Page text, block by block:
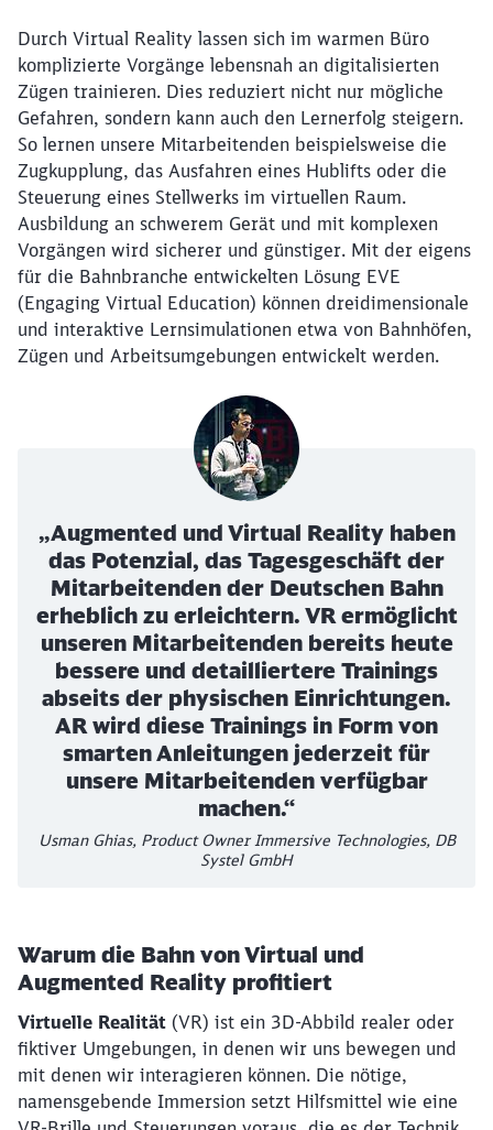
Durch Virtual Reality lassen sich im warmen Büro
komplizierte Vorgänge lebensnah an digitalisierten
Zügen trainieren. Dies reduziert nicht nur mögliche
Gefahren, sondern kann auch den Lernerfolg steigern.
So lernen unsere Mitarbeitenden beispielsweise die
Zugkupplung, das Ausfahren eines Hublifts oder die
Steuerung eines Stellwerks im virtuellen Raum.
Ausbildung an schwerem Gerät und mit komplexen
Vorgängen wird sicherer und günstiger. Mit der eigens
für die Bahnbranche entwickelten Lösung EVE
(Engaging Virtual Education) können dreidimensionale
und interaktive Lernsimulationen etwa von Bahnhöfen,
Zügen und Arbeitsumgebungen entwickelt werden.
„Augmented und Virtual Reality haben
das Potenzial, das Tagesgeschäft der
Mitarbeitenden der Deutschen Bahn
erheblich zu erleichtern. VR ermöglicht
unseren Mitarbeitenden bereits heute
bessere und detailliertere Trainings
abseits der physischen Einrichtungen.
AR wird diese Trainings in Form von
smarten Anleitungen jederzeit für
unsere Mitarbeitenden verfügbar
machen.“
Usman Ghias, Product Owner Immersive Technologies, DB
Systel GmbH
Warum die Bahn von Virtual und
Augmented Reality profitiert
Virtuelle Realität (VR) ist ein 3D-Abbild realer oder
fiktiver Umgebungen, in denen wir uns bewegen und
mit denen wir interagieren können. Die nötige,
namensgebende Immersion setzt Hilfsmittel wie eine